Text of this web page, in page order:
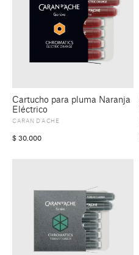
Cartucho para pluma Naranja
Eléctrico
CARAN D’ACHE
$ 30.000